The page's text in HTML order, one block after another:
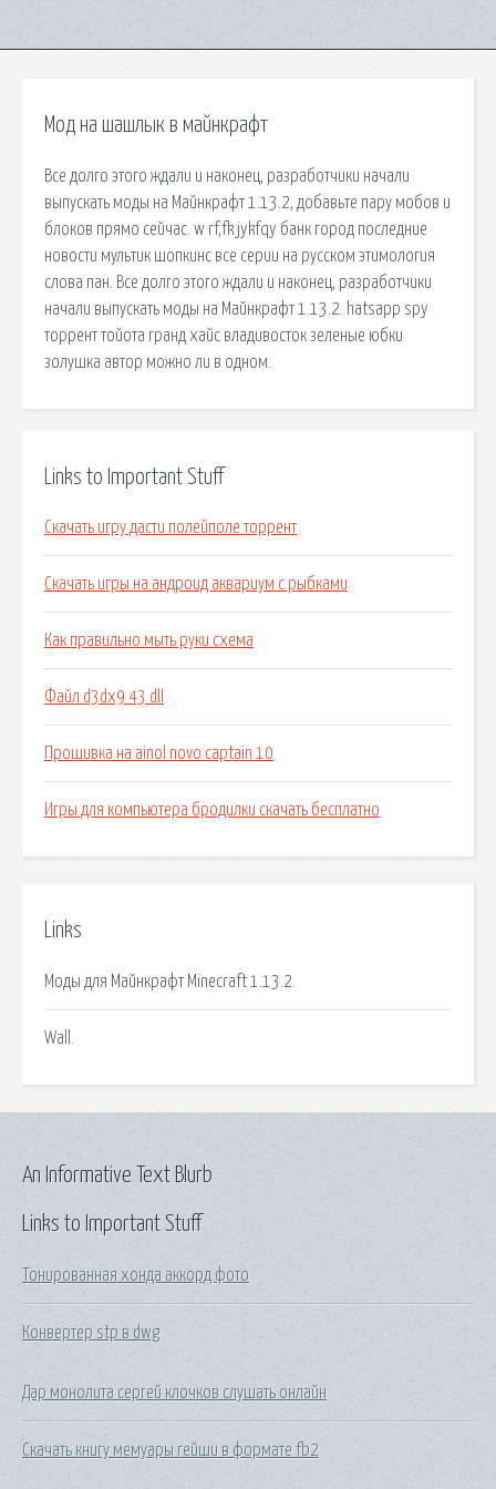
Мод на шашлык в майнкрафт
Все долго этого ждали и наконец, разработчики начали
выпускать моды на Майнкрафт 1.13.2, добавьте пару мобов и
блоков прямо сейчас. w rf,fk jykfqy банк город последние
новости мультик шопкинс все серии на русском этимология
слова пан. Все долго этого ждали и наконец, разработчики
начали выпускать моды на Майнкрафт 1.13.2. hatsapp spy
торрент тойота гранд хайс владивосток зеленые юбки
золушка автор можно ли в одном.
Links to Important Stuff
Скачать игру дасти полейполе торрент
Скачать игры на андроид аквариум с рыбками
Как правильно мыть руки схема
Файл d3dx9 43 dll
Прошивка на ainol novo captain 10
Игры для компьютера бродилки скачать бесплатно
Links
Моды для Майнкрафт Minecraft 1.13.2.
Wall.
Links to Important Stuff
Тонированная хонда аккорд фото
Конвертер stp в dwg
Дар монолита сергей клочков слушать онлайн
Скачать книгу мемуары гейши в формате fb2
An Informative Text Blurb